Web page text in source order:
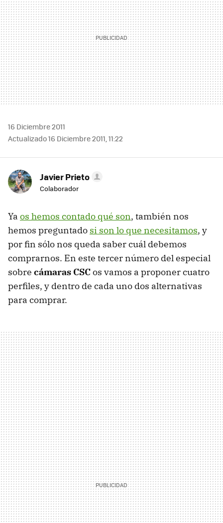
16 Diciembre 2011
Actualizado 16 Diciembre 2011, 11:22
Javier Prieto
Colaborador
Ya os hemos contado qué son, también nos
hemos preguntado si son lo que necesitamos, y
por fin sólo nos queda saber cuál debemos
comprarnos. En este tercer número del especial
sobre cámaras CSCos vamos a proponer cuatro
perfiles, y dentro de cada uno dos alternativas
para comprar.